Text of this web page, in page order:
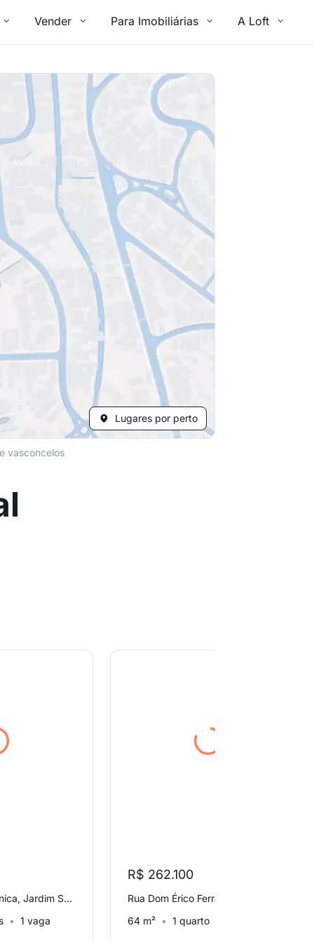
Vender Para Imobiliárias A Loft
Lugares por perto
vasconcelos
Avenida Santa Mônica, Jardim Santa Mônica
1 vaga
R$ 262.100
64 m²
1 quarto